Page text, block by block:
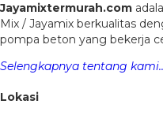
Jayamixtermurah.com
Mix / Jayamix berkualitas
pompa beton yang bekerja
Selengkapnya tentang
Lokasi